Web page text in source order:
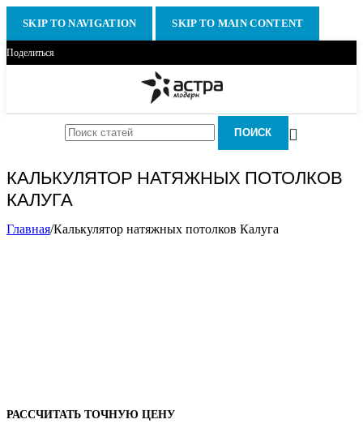
SKIP TO NAVIGATION SKIP TO MAIN CONTENT
Поделиться
ПОИСК
КАЛЬКУЛЯТОР НАТЯЖНЫХ ПОТОЛКОВ
КАЛУГА
Главная/Калькулятор натяжных потолков Калуга
РАССЧИТАТЬ ТОЧНУЮ ЦЕНУ